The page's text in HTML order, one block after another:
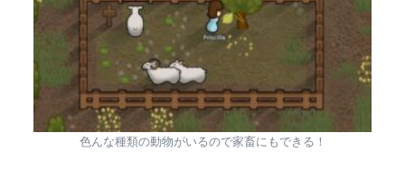
色んな種類の動物がいるので家畜にもできる！